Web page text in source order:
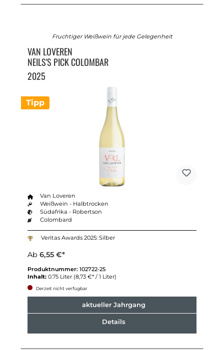
Tipp
Fruchtiger Weißwein für jede Gelegenheit
VAN LOVEREN
NEILS'S PICK COLOMBAR
2025
Van Loveren
Weißwein - Halbtrocken
Südafrika - Robertson
Colombard
Veritas Awards 2025: Silber
Ab 6,55 €*
Produktnummer: 102722-25
Inhalt: 0.75 Liter (8,73 €* / 1 Liter)
Derzeit nicht verfügbar
aktueller Jahrgang
Details